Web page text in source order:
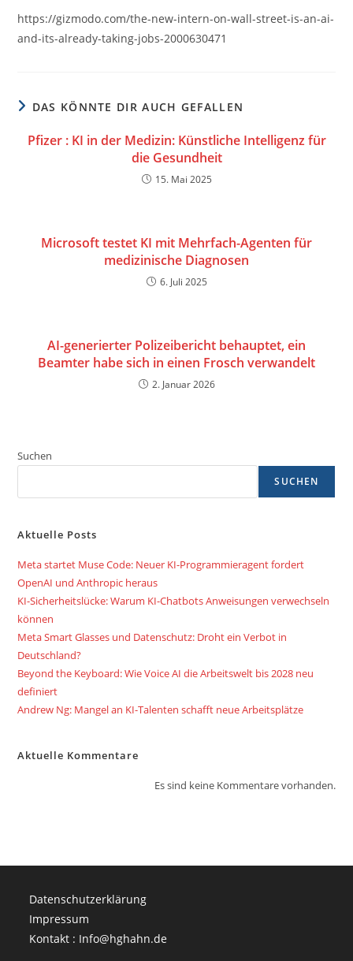
https://gizmodo.com/the-new-intern-on-wall-street-is-an-ai-
and-its-already-taking-jobs-2000630471
DAS KÖNNTE DIR AUCH GEFALLEN
Pfizer : KI in der Medizin: Künstliche Intelligenz für
die Gesundheit
15. Mai 2025
Microsoft testet KI mit Mehrfach-Agenten für
medizinische Diagnosen
6. Juli 2025
AI-generierter Polizeibericht behauptet, ein
Beamter habe sich in einen Frosch verwandelt
2. Januar 2026
Suchen
SUCHEN
Aktuelle Posts
Meta startet Muse Code: Neuer KI-Programmieragent fordert
OpenAI und Anthropic heraus
KI-Sicherheitslücke: Warum KI-Chatbots Anweisungen verwechseln
können
Meta Smart Glasses und Datenschutz: Droht ein Verbot in
Deutschland?
Beyond the Keyboard: Wie Voice AI die Arbeitswelt bis 2028 neu
definiert
Andrew Ng: Mangel an KI-Talenten schafft neue Arbeitsplätze
Aktuelle Kommentare
Es sind keine Kommentare vorhanden.
Datenschutzerklärung
Impressum
Kontakt : Info@hghahn.de